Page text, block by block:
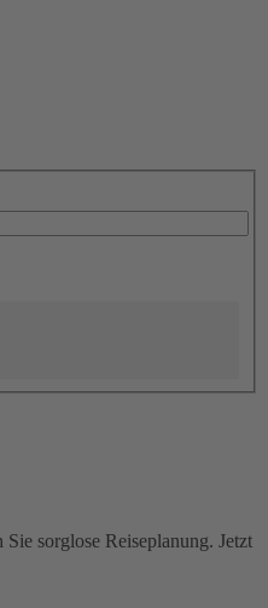
sorglose Reiseplanung. Jetzt